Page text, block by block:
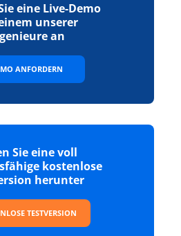
eine Live-Demo
unserer
an
ANFORDERN
Sie eine voll
kostenlose
herunter
TESTVERSION